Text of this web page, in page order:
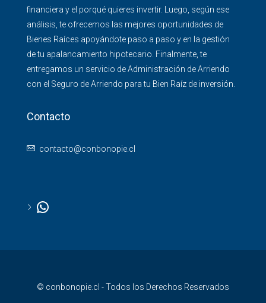
financiera y el porqué quieres invertir. Luego, según ese
análisis, te ofrecemos las mejores oportunidades de
Bienes Raíces apoyándote paso a paso y en la gestión
de tu apalancamiento hipotecario. Finalmente, te
entregamos un servicio de Administración de Arriendo
con el Seguro de Arriendo para tu Bien Raíz de inversión.
Contacto
contacto@conbonopie.cl
© conbonopie.cl - Todos los Derechos Reservados